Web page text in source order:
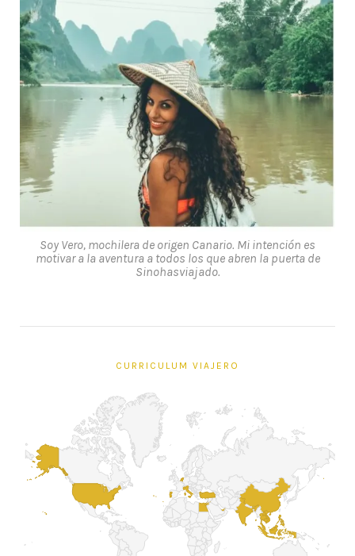
Soy Vero, mochilera de origen Canario. Mi intención es
motivar a la aventura a todos los que abren la puerta de
Sinohasviajado.
CURRICULUM VIAJERO